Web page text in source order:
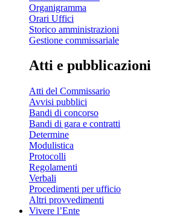
Organigramma
Orari Uffici
Storico amministrazioni
Gestione commissariale
Atti e pubblicazioni
Atti del Commissario
Avvisi pubblici
Bandi di concorso
Bandi di gara e contratti
Determine
Modulistica
Protocolli
Regolamenti
Verbali
Procedimenti per ufficio
Altri provvedimenti
Vivere l’Ente